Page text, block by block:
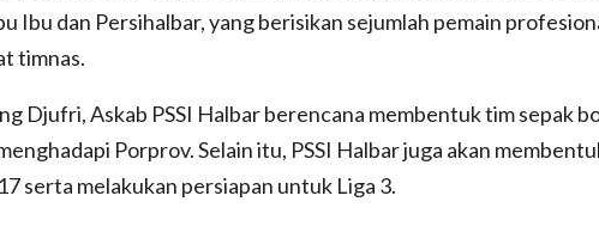
Ibu dan Persihalbar, yang berisikan sejumlah pemain
timnas.
Djufri, Askab PSSI Halbar berencana membentuk tim sepak
Porprov. Selain itu, PSSI Halbar juga akan
serta melakukan persiapan untuk Liga 3.